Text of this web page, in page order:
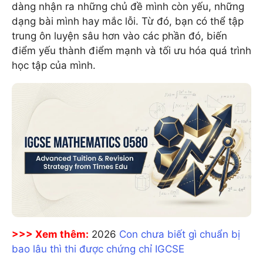
dàng nhận ra những chủ đề mình còn yếu, những
dạng bài mình hay mắc lỗi. Từ đó, bạn có thể tập
trung ôn luyện sâu hơn vào các phần đó, biến
điểm yếu thành điểm mạnh và tối ưu hóa quá trình
học tập của mình.
>>> Xem thêm: 2026 Con chưa biết gì chuẩn bị
bao lâu thì thi được chứng chỉ IGCSE